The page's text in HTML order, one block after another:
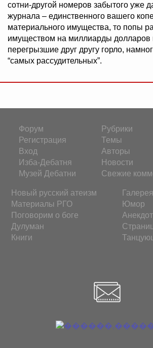
сотни-другой номеров забытого уже
журнала – единственного вашего
материального имущества, то попы
имуществом на миллиарды долларов
перегрызшие друг другу горло,
“самых рассудительных”.
Форум
Регистрация
Вход
Изба-Дебатня
Музей Дебатни
Рубрики
Темы
Авторы
Новости
Свежие
Новый русский атеизм
Материалы РГО
Поговорим о боге
Дулуман
Книги
Галерея
Юмор